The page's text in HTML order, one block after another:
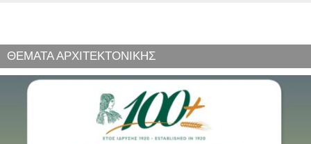
ΘΕΜΑΤΑ ΑΡΧΙΤΕΚΤΟΝΙΚΗΣ